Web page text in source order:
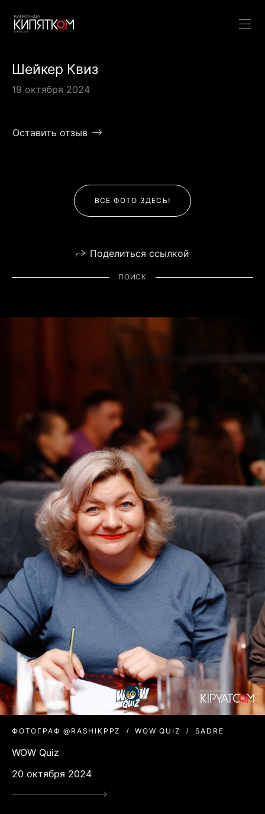
Шейкер Квиз
19 октября 2024
Оставить отзыв
ВСЕ ФОТО ЗДЕСЬ!
Поделиться ссылкой
ПОИСК
ФОТОГРАФ @RASHIKPPZ WOW QUIZ SADRE
WOW Quiz
20 октября 2024